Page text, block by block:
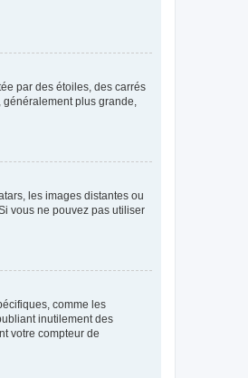
par des étoiles, des carrés
plus grande,
les images distantes ou
vous ne pouvez pas utiliser
comme les
inutilement des
votre compteur de